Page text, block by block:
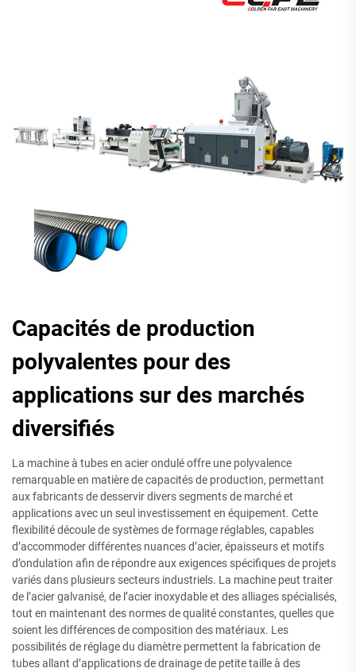
Capacités de production
polyvalentes pour des
applications sur des marchés
diversifiés
La machine à tubes en acier ondulé offre une polyvalence
remarquable en matière de capacités de production, permettant
aux fabricants de desservir divers segments de marché et
applications avec un seul investissement en équipement. Cette
flexibilité découle de systèmes de formage réglables, capables
d’accommoder différentes nuances d’acier, épaisseurs et motifs
d’ondulation afin de répondre aux exigences spécifiques de projets
variés dans plusieurs secteurs industriels. La machine peut traiter
de l’acier galvanisé, de l’acier inoxydable et des alliages spécialisés,
tout en maintenant des normes de qualité constantes, quelles que
soient les différences de composition des matériaux. Les
possibilités de réglage du diamètre permettent la fabrication de
tubes allant d’applications de drainage de petite taille à des